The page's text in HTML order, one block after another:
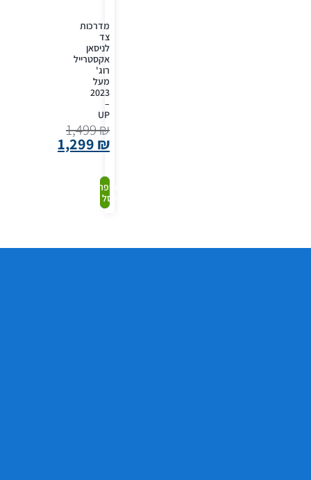
מדרכות
צד
לניסאן
אקסטרייל
רוג'
מעל
2023
–
UP
1,499₪
1,299 ₪
קנה
עכשיו
הוספה
לסל